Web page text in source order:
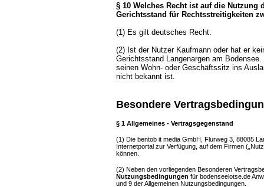
§ 10 Welches Recht ist auf die
Gerichtsstand für Rechtsstreitigkeiten
(1) Es gilt deutsches Recht.
(2) Ist der Nutzer Kaufmann oder hat er
Gerichtsstand Langenargen am
seinen Wohn- oder Geschäftssitz ins
nicht bekannt ist.
Besondere
§ 1 Allgemeines - Vertragsgegenstand
(1) Die bentob it media GmbH, Flurweg 3, 88085
Internetportal zur Verfügung, auf dem Firmen
können.
(2) Neben den vorliegenden Besonderen
Nutzungsbedingungen für bodenseelotse.de
und 9 der Allgemeinen Nutzungsbedingungen.